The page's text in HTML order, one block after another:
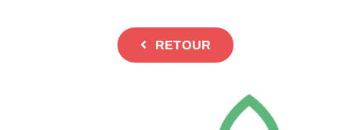
RETOUR